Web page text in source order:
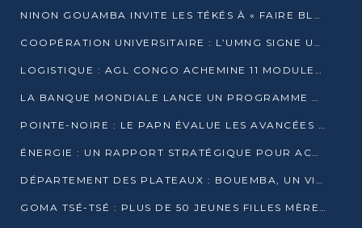
NINON GOUAMBA INVITE LES TÉKÉS À « FAIRE BLOC » POUR PESER DANS LE DÉBAT NATIONAL
COOPÉRATION UNIVERSITAIRE : L’UMNG SIGNE UN ACCORD STRATÉGIQUE AVEC L’UNIVERSITÉ HAINAN EN CHINE
LOGISTIQUE : AGL CONGO ACHEMINE 11 MODULES GÉANTS JUSQU’À BRAZZAVILLE
LA BANQUE MONDIALE LANCE UN PROGRAMME DE 394 MILLIONS DE DOLLARS POUR LE BASSIN DU CONGO
POINTE-NOIRE : LE PAPN ÉVALUE LES AVANCÉES DU MÔLE EST
ÉNERGIE : UN RAPPORT STRATÉGIQUE POUR ACCÉLÉRER LA TRANSITION AU CONGO
DÉPARTEMENT DES PLATEAUX : BOUEMBA, UN VIVIER ÉCONOMIQUE PRÊT À EXPLOSER
GOMA TSÉ-TSÉ : PLUS DE 50 JEUNES FILLES MÈRES SENSIBILISÉES À LA SANTÉ SEXUELLE